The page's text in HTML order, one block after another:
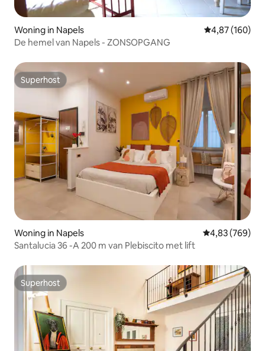
Woning in Napels Gemiddelde
4,87 (160)
De hemel van Napels - ZONSOPGANG
Superhost
Superhost
Woning in Napels Gemiddelde
4,83 (769)
Santalucia 36 -A 200 m van Plebiscito met lift
Superhost
Superhost